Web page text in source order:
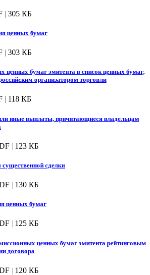
| 305 КБ
ценных бумаг
| 303 КБ
ценных бумаг эмитента в список ценных бумаг,
организатором торговли
| 118 КБ
иные выплаты, причитающиеся владельцам
| 123 КБ
сделки
| 130 КБ
ценных бумаг
| 125 КБ
ценных бумаг эмитента рейтинговым
договора
| 120 КБ